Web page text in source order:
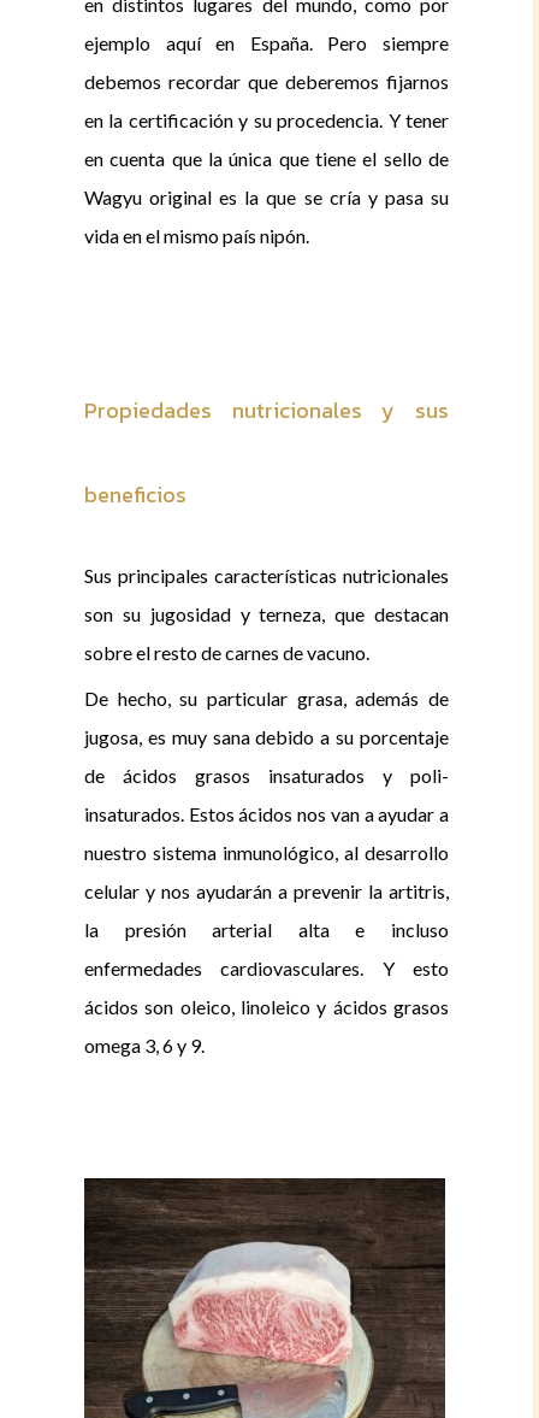
ejemplo aquí en España. Pero siempre
debemos recordar que deberemos fijarnos
en la certificación y su procedencia. Y tener
en cuenta que la única que tiene el sello de
Wagyu original es la que se cría y pasa su
vida en el mismo país nipón.
Propiedades nutricionales y sus
beneficios
Sus principales características nutricionales
son su jugosidad y terneza, que destacan
sobre el resto de carnes de vacuno.
De hecho, su particular grasa, además de
jugosa, es muy sana debido a su porcentaje
de ácidos grasos insaturados y poli-
insaturados. Estos ácidos nos van a ayudar a
nuestro sistema inmunológico, al desarrollo
celular y nos ayudarán a prevenir la artitris,
la presión arterial alta e incluso
enfermedades cardiovasculares. Y esto
ácidos son oleico, linoleico y ácidos grasos
omega 3, 6 y 9.